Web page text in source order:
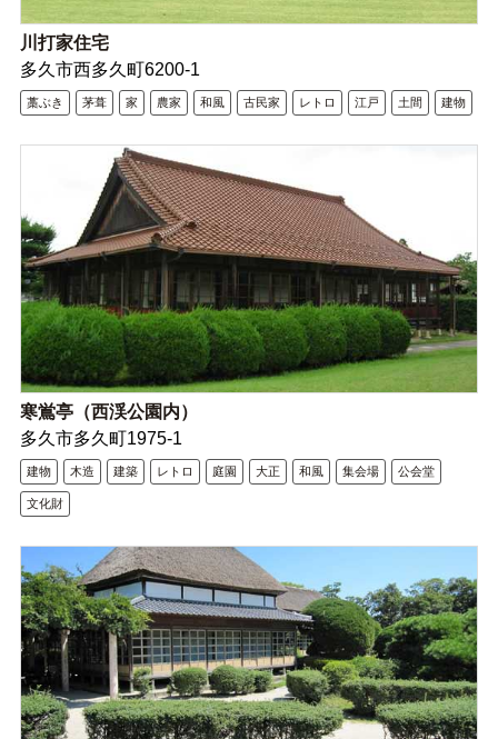
川打家住宅
多久市西多久町6200-1
藁ぶき 茅葺 家 農家 和風 古民家 レトロ 江戸 土間 建物
寒鴬亭（西渓公園内）
多久市多久町1975‐1
建物 木造 建築 レトロ 庭園 大正 和風 集会場 公会堂
文化財